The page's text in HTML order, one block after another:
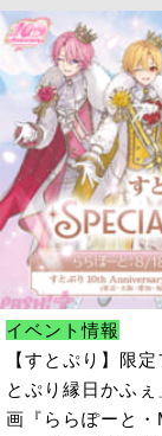
イベント情報
【すとぷり】限
とぷり縁日かふ
画『ららぽーと